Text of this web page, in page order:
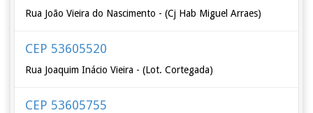
Rua João Vieira do Nascimento - (Cj Hab Miguel Arraes)
CEP 53605520
Rua Joaquim Inácio Vieira - (Lot. Cortegada)
CEP 53605755